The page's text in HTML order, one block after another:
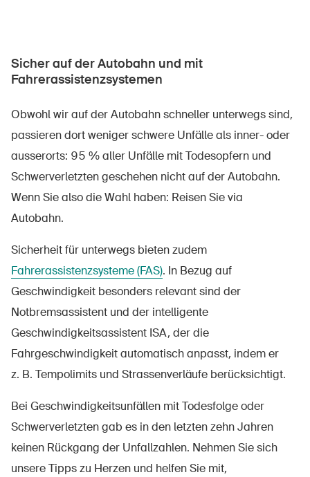
Sicher auf der Autobahn und mit
Fahrerassistenzsystemen
Obwohl wir auf der Autobahn schneller unterwegs sind,
passieren dort weniger schwere Unfälle als inner- oder
ausserorts: 95 % aller Unfälle mit Todesopfern und
Schwerverletzten geschehen nicht auf der Autobahn.
Wenn Sie also die Wahl haben: Reisen Sie via
Autobahn.
Sicherheit für unterwegs bieten zudem
Fahrerassistenzsysteme (FAS). In Bezug auf
Geschwindigkeit besonders relevant sind der
Notbremsassistent und der intelligente
Geschwindigkeitsassistent ISA, der die
Fahrgeschwindigkeit automatisch anpasst, indem er
z. B. Tempolimits und Strassenverläufe berücksichtigt.
Bei Geschwindigkeitsunfällen mit Todesfolge oder
Schwerverletzten gab es in den letzten zehn Jahren
keinen Rückgang der Unfallzahlen. Nehmen Sie sich
unsere Tipps zu Herzen und helfen Sie mit,